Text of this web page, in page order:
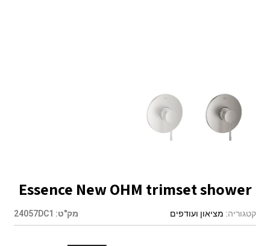
Essence New OHM trimset shower
קטגוריה: מציאון ועודפים מק"ט: 24057DC1